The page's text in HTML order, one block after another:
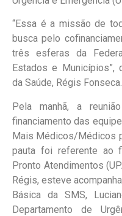
“Essa é a missão de
busca pelo
três esferas da
Estados e Municípios”,
da Saúde, Régis Fonseca.
Pela manhã, a
financiamento das
Mais Médicos/Médicos
pauta foi referente ao
Pronto Atendimentos
Régis, esteve
Básica da SMS,
Departamento de